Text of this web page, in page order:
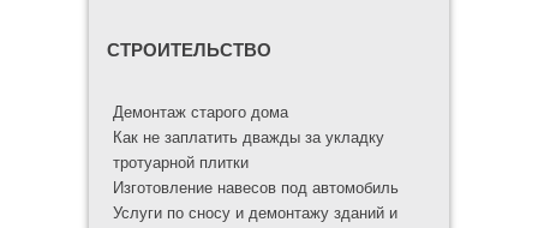
СТРОИТЕЛЬСТВО
Демонтаж старого дома
Как не заплатить дважды за укладку
тротуарной плитки
Изготовление навесов под автомобиль
Услуги по сносу и демонтажу зданий и